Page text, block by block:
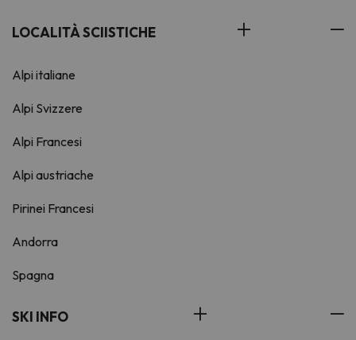
LOCALITÀ SCIISTICHE
Alpi italiane
Alpi Svizzere
Alpi Francesi
Alpi austriache
Pirinei Francesi
Andorra
Spagna
SKI INFO